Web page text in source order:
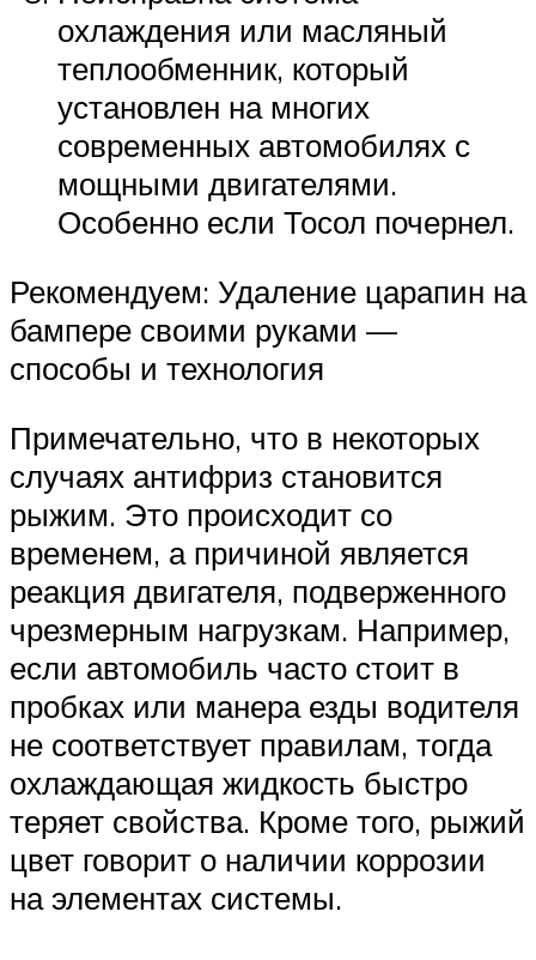
охлаждения или масляный
теплообменник, который
установлен на многих
современных автомобилях с
мощными двигателями.
Особенно если Тосол почернел.
Рекомендуем: Удаление царапин на
бампере своими руками —
способы и технология
Примечательно, что в некоторых
случаях антифриз становится
рыжим. Это происходит со
временем, а причиной является
реакция двигателя, подверженного
чрезмерным нагрузкам. Например,
если автомобиль часто стоит в
пробках или манера езды водителя
не соответствует правилам, тогда
охлаждающая жидкость быстро
теряет свойства. Кроме того, рыжий
цвет говорит о наличии коррозии
на элементах системы.